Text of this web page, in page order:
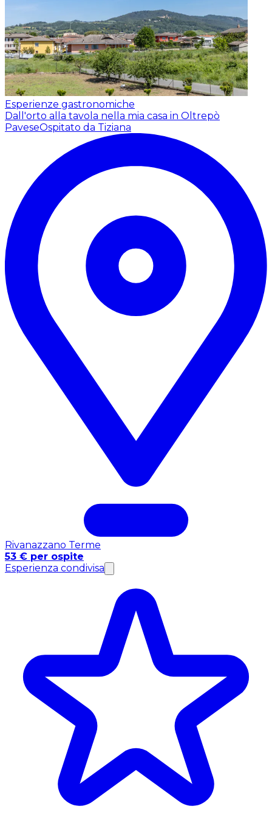
Esperienze gastronomiche
Dall'orto alla tavola nella mia casa in Oltrepò
PaveseOspitato da Tiziana
Rivanazzano Terme
53 € per ospite
Esperienza condivisa